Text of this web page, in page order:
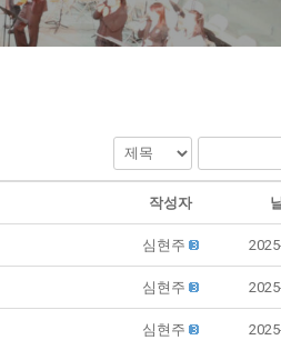
작성자
심현주
심현주
심현주